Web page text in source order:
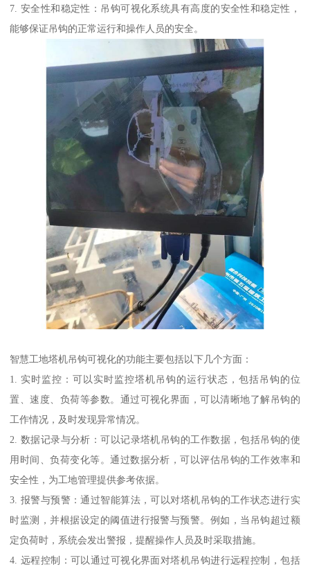
7. 安全性和稳定性：吊钩可视化系统具有高度的安全性和稳定性，
能够保证吊钩的正常运行和操作人员的安全。
智慧工地塔机吊钩可视化的功能主要包括以下几个方面：
1. 实时监控：可以实时监控塔机吊钩的运行状态，包括吊钩的位
置、速度、负荷等参数。通过可视化界面，可以清晰地了解吊钩的
工作情况，及时发现异常情况。
2. 数据记录与分析：可以记录塔机吊钩的工作数据，包括吊钩的使
用时间、负荷变化等。通过数据分析，可以评估吊钩的工作效率和
安全性，为工地管理提供参考依据。
3. 报警与预警：通过智能算法，可以对塔机吊钩的工作状态进行实
时监测，并根据设定的阈值进行报警与预警。例如，当吊钩超过额
定负荷时，系统会发出警报，提醒操作人员及时采取措施。
4. 远程控制：可以通过可视化界面对塔机吊钩进行远程控制，包括